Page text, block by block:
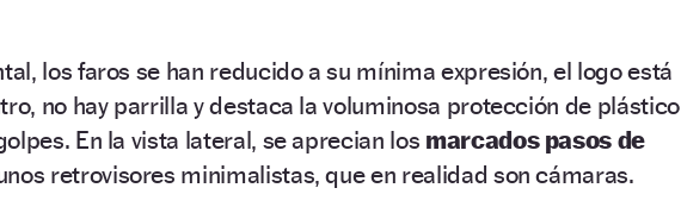
los faros se han reducido a su mínima expresión, el logo está
no hay parrilla y destaca la voluminosa protección de plástico
En la vista lateral, se aprecian los marcados pasos de
retrovisores minimalistas, que en realidad son cámaras.